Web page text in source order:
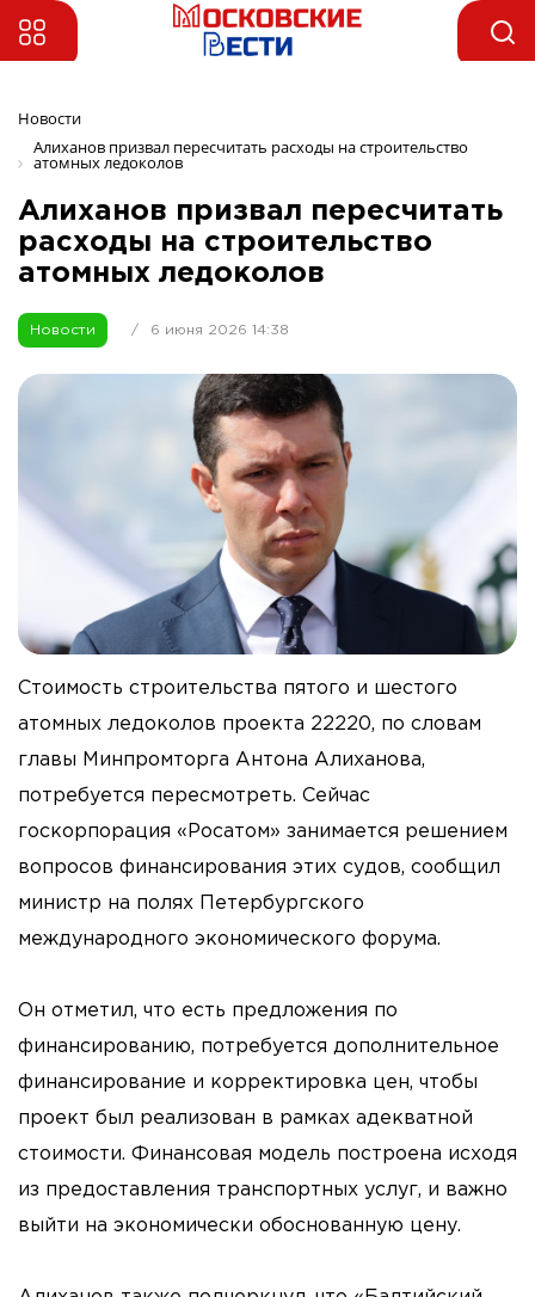
Новости
Алиханов призвал пересчитать расходы на строительство
атомных ледоколов
Алиханов призвал пересчитать
расходы на строительство
атомных ледоколов
Новости / 6 июня 2026 14:38
Стоимость строительства пятого и шестого
атомных ледоколов проекта 22220, по словам
главы Минпромторга Антона Алиханова,
потребуется пересмотреть. Сейчас
госкорпорация «Росатом» занимается решением
вопросов финансирования этих судов, сообщил
министр на полях Петербургского
международного экономического форума.
Он отметил, что есть предложения по
финансированию, потребуется дополнительное
финансирование и корректировка цен, чтобы
проект был реализован в рамках адекватной
стоимости. Финансовая модель построена исходя
из предоставления транспортных услуг, и важно
выйти на экономически обоснованную цену.